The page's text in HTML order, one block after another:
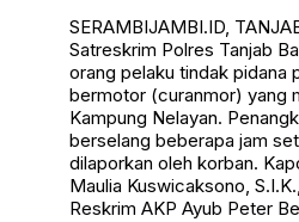
SERAMBIJAMBI.ID,
Satreskrim Polres Tanjab
orang pelaku tindak pidana
bermotor (curanmor) yang
Kampung Nelayan.
berselang beberapa jam
dilaporkan oleh korban.
Maulia Kuswicaksono,
Reskrim AKP Ayub Peter